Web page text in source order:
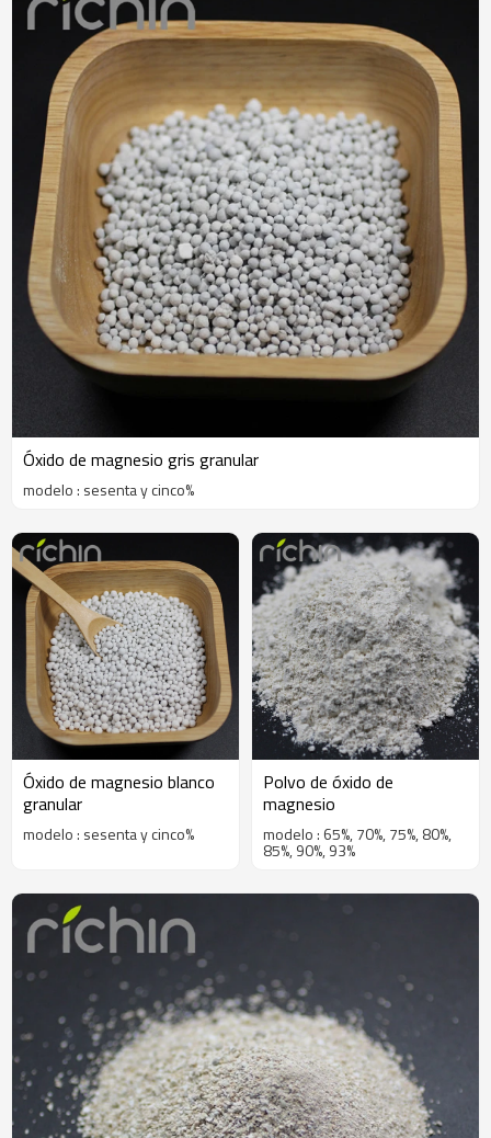
Óxido de magnesio gris granular
modelo : sesenta y cinco%
Óxido de magnesio blanco
granular
modelo : sesenta y cinco%
Polvo de óxido de
magnesio
modelo : 65%, 70%, 75%, 80%,
85%, 90%, 93%